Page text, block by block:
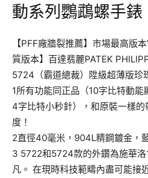
動系列鸚鵡螺手錶
【PFF廠牆裂推薦】市場最高版
質版本】百達翡麗PATEK
5724（霸道總裁）陞級超薄版珍
1所有功能同正品（10字比特動
4字比特小秒針），和原裝一樣
度！
2直徑40毫米，904L精鋼鍍金，
3 5722和5724款的外鑽為施華
凡。 在現時科技範疇內盡可能接